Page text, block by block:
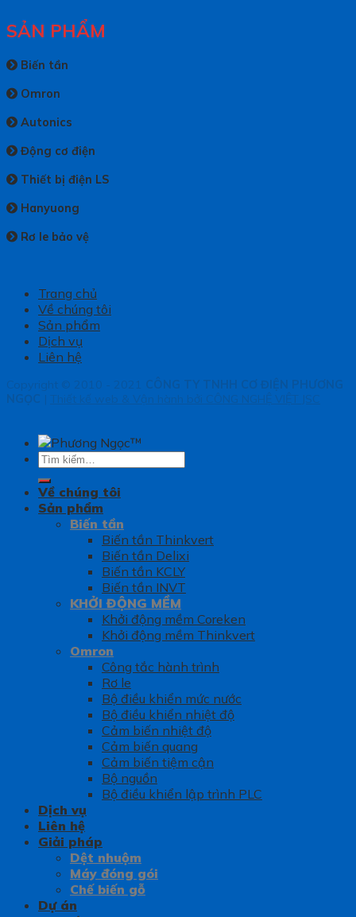
SẢN PHẨM
Biến tần
Omron
Autonics
Động cơ điện
Thiết bị điện LS
Hanyuong
Rơ le bảo vệ
Trang chủ
Về chúng tôi
Sản phẩm
Dịch vụ
Liên hệ
Copyright © 2010 - 2021 CÔNG TY TNHH CƠ ĐIỆN PHƯƠNG
NGỌC | Thiết kế web & Vận hành bởi CÔNG NGHỆ VIỆT JSC
Tìm
Về chúng tôi
Sản phẩm
Biến tần
Biến tần Thinkvert
Biến tần Delixi
Biến tần KCLY
Biến tần INVT
KHỞI ĐỘNG MỀM
Khởi động mềm Coreken
Khởi động mềm Thinkvert
Omron
Công tắc hành trình
Rơ le
Bộ điều khiển mức nước
Bộ điều khiển nhiệt độ
Cảm biến nhiệt độ
Cảm biến quang
Cảm biến tiệm cận
Bộ nguồn
Bộ điều khiển lập trình PLC
Dịch vụ
Liên hệ
Giải pháp
Dệt nhuộm
Máy đóng gói
Chế biến gỗ
Dự án